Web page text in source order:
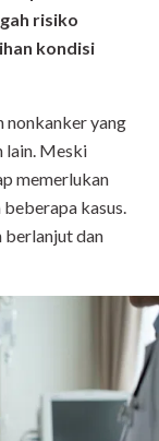
risiko
kondisi
nonkanker yang
lain. Meski
memerlukan
kasus.
berlanjut dan